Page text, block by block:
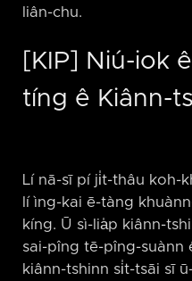
liân-chu.
[KIP] Niú-iok
tíng ê Kiânn-
Lí nā-sī pí ji̍t-thâu koh-
lí ìng-kai ē-tàng
kíng. Ū sì-lia̍p kiânn-
sai-pîng tē-pîng-suànn
kiânn-tshinn si̍t-tsāi sī